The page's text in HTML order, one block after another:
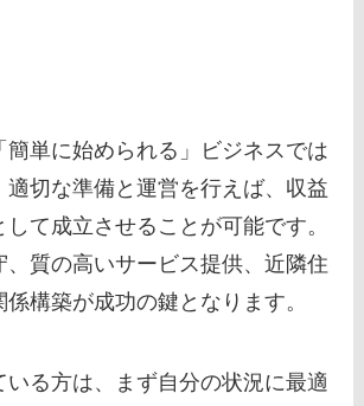
簡単に始められる」ビジネスでは
適切な準備と運営を行えば、収益
て成立させることが可能です。
、質の高いサービス提供、近隣住
構築が成功の鍵となります。
いる方は、まず自分の状況に最適